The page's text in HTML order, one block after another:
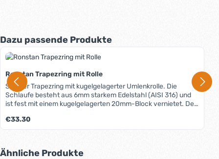
Produktgalerie überspringen
Dazu passende Produkte
Ronstan Trapezring mit Rolle
Stabiler Trapezring mit kugelgelagerter Umlenkrolle. Die
Schlaufe besteht aus 6mm starkem Edelstahl (AISI 316) und
ist fest mit einem kugelgelagerten 20mm-Block vernietet. Der
Untersetzung.
Regulärer Preis:
€33.30
Produktgalerie überspringen
Ähnliche Produkte